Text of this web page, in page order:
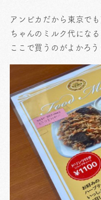
アンビカだから東京で
ちゃんのミルク代にな
ここで買うのがよかろう